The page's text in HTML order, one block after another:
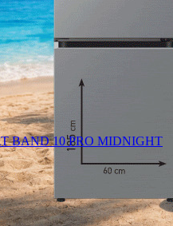
BAND 10 PRO MIDNIGHT